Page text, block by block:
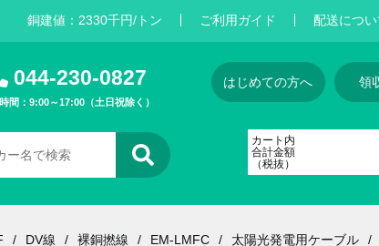
銅建値： 2330千円/トン ご利用ガイド 配送につい
044-230-0827
間：9:00～17:00（土日祝除く）
はじめての方へ 領
カート内
合計金額
（税抜）
DV線 裸銅撚線 EM-LMFC 太陽光発電用ケーブル